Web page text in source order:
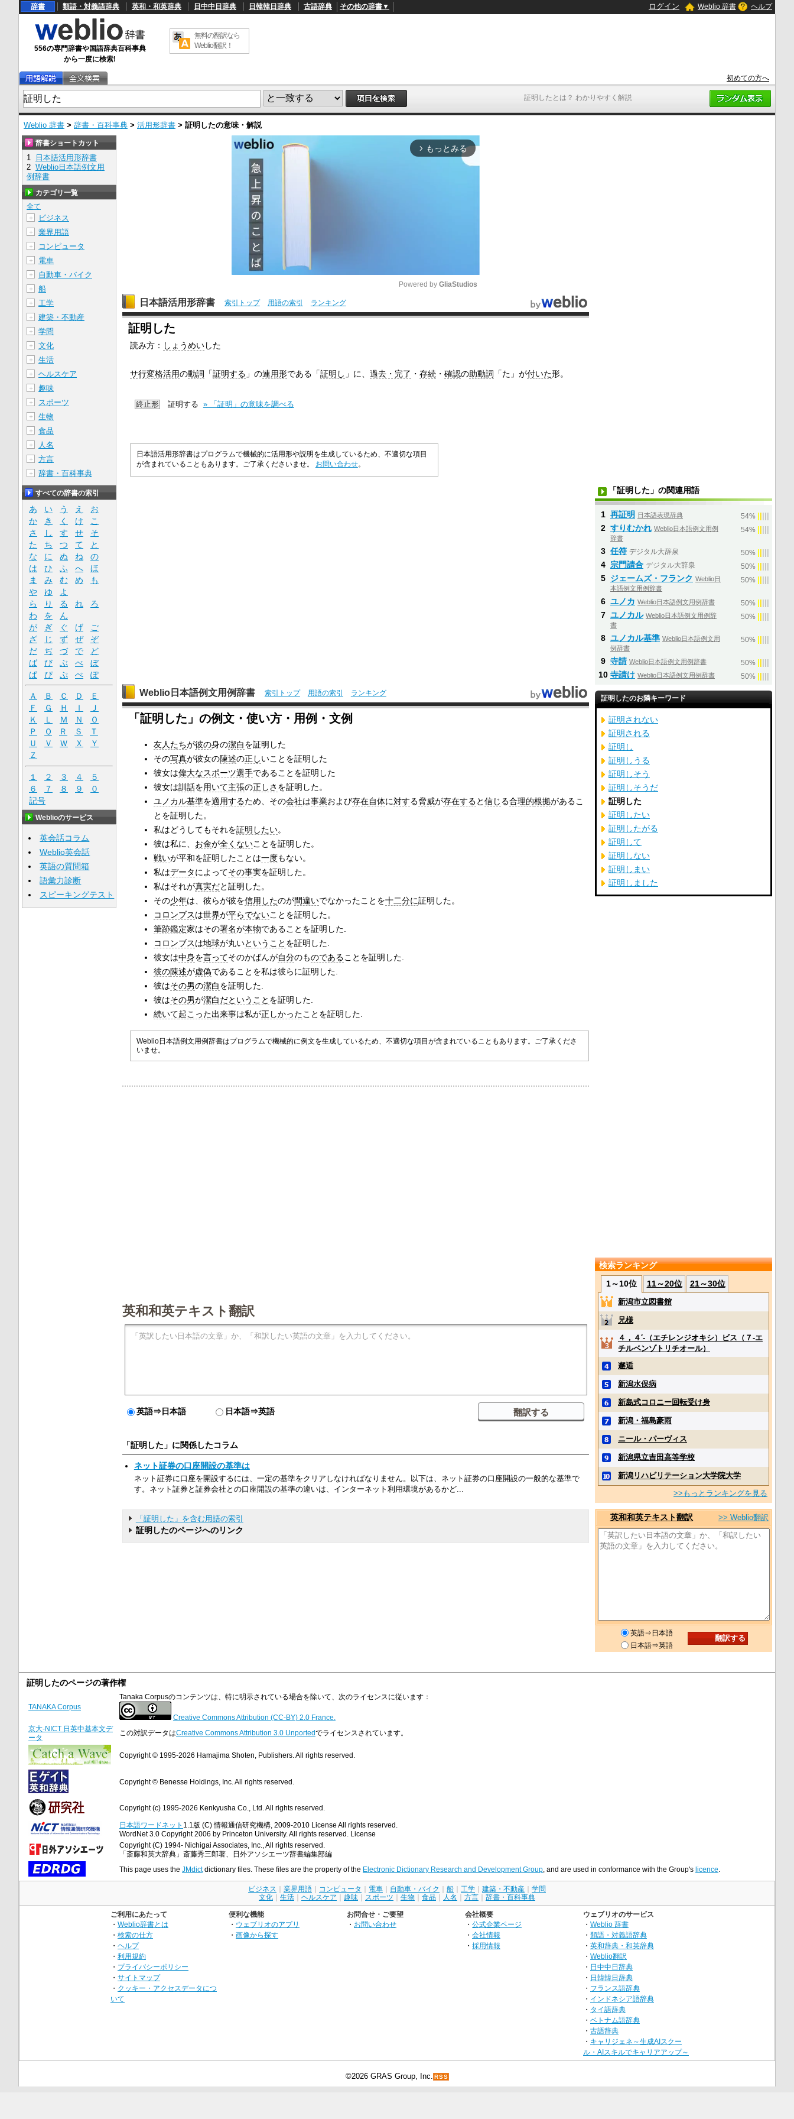
証明したとは？ わかりやすく解説
辞書 類語・対義語辞典 英和・和英辞典 日中中日辞典 日韓韓日辞典 古語辞典 その他の辞書▼ ログイン Weblio 辞書 ヘルプ
556の専門辞書や国語辞典百科事典
から一度に検索!
無料の翻訳なら
Weblio翻訳！
初めての方へ
Weblio 辞書 > 辞書・百科事典 > 活用形辞書 > 証明したの意味・解説
arrow_forward_ios もっとみる
M
Powered by GliaStudios
日本語活用形辞書 索引トップ 用語の索引 ランキング
証明した
読み方： しょうめいした
サ行変格活用の動詞 「証明する 」の連用形である「証明し 」に、 過去・完了 ・ 存続・ 確認の助動詞 「た」が付いた形。
終止形 証明する » 「証明」の意味を調べる
日本語活用形辞書はプログラムで機械的に活用形や説明を生成しているため、不適切な項目
が含まれていることもあります。ご了承くださいませ。 お問い合わせ。
Weblio日本語例文用例辞書 索引トップ 用語の索引 ランキング
「証明した」の例文・使い方・用例・文例
友人たちが彼の身の潔白を証明した
その写真が彼女の陳述の正しいことを証明した
彼女は偉大なスポーツ選手であることを証明した
彼女は訓話を用いて主張の正しさ を証明した。
ユノカル基準を適用するため、その会社は事業および存在自体に対する脅威が存在すると信じる合理的根拠があるこ
とを証明した。
私はどうしてもそれを証明したい。
彼は私に、 お金が全くないことを証明した。
戦いが平和を証明したことは一度もない。
私はデータによってその事実を証明した。
私はそれが真実だと証明した。
その少年は、彼らが彼を信用したのが間違いでなかったことを十二分に証明した。
コロンブスは世界が平らでないことを証明した。
筆跡鑑定家はその署名が本物であることを証明した.
コロンブスは地球が丸いということ を証明した.
彼女は中身を言ってそのかばんが自分のものであることを証明した.
彼の陳述が虚偽であることを私は彼らに証明した.
彼はその男の潔白を証明した.
彼はその男が潔白だということ を証明した.
続いて起こった出来事は私が正しかったことを証明した.
Weblio日本語例文用例辞書はプログラムで機械的に例文を生成しているため、不適切な項目が含まれていることもあります。ご了承くださ
いませ。
英和和英テキスト翻訳
英語⇒日本語 日本語⇒英語
「証明した」に関係したコラム
ネット証券の口座開設の基準は
ネット証券に口座を開設するには、一定の基準をクリアしなければなりません。以下は、ネット証券の口座開設の一般的な基準で
す。ネット証券と証券会社との口座開設の基準の違いは、インターネット利用環境があるかど...
「証明した」を含む用語の索引
証明したのページへのリンク
辞書ショートカット
1
日本語活用形辞書
2 Weblio日本語例文用
例辞書
カテゴリ一覧
全て
＋
ビジネス
＋ 業界用語
＋ コンピュータ
＋ 電車
＋ 自動車・バイク
＋ 船
＋ 工学
＋ 建築・不動産
＋ 学問
＋ 文化
＋ 生活
＋ ヘルスケア
＋ 趣味
＋ スポーツ
＋ 生物
＋ 食品
＋ 人名
＋ 方言
＋ 辞書・百科事典
すべての辞書の索引
あ い う え
お
か
き く け
こ
さ
し す せ
そ
た
ち つ て
と
な
に ぬ ね
の
は
ひ ふ へ
ほ
ま
み む め
も
や
ゆ
よ
ら
り る れ
ろ
わ
を
ん
が
ぎ ぐ げ
ご
ざ
じ ず ぜ
ぞ
だ
ぢ づ で
ど
ば
び ぶ べ
ぼ
ぱ
ぴ ぷ ぺ ぽ
Ａ Ｂ Ｃ Ｄ
Ｅ
Ｆ
Ｇ Ｈ Ｉ
Ｊ
Ｋ
Ｌ Ｍ Ｎ
Ｏ
Ｐ
Ｑ Ｒ Ｓ
Ｔ
Ｕ
Ｖ Ｗ Ｘ
Ｙ
Ｚ
１ ２ ３ ４
５
６
７ ８ ９
０
記号
Weblioのサービス
英会話コラム
Weblio英会話
英語の質問箱
語彙力診断
スピーキングテスト
「証明した」の関連用語
1 再証明 日本語表現辞典 54%
2 すりむかれ Weblio日本語例文用例
辞書
54%
3 任符 デジタル大辞泉 50%
4 宗門請合 デジタル大辞泉 50%
5 ジェームズ・フランク Weblio日
本語例文用例辞書
50%
6 ユノカ Weblio日本語例文用例辞書 50%
7 ユノカル Weblio日本語例文用例辞
書
50%
8 ユノカル基準 Weblio日本語例文用
例辞書
50%
9 寺請 Weblio日本語例文用例辞書 50%
10 寺請け Weblio日本語例文用例辞書 50%
証明したのお隣キーワード
証明されない
証明される
証明し
証明しうる
証明しそう
証明しそうだ
証明した
証明したい
証明したがる
証明して
証明しない
証明しまい
証明しました
検索ランキング
1～10位
11～20位 21～30位
新潟市立図書館
兄様
４，４′‐（エチレンジオキシ）ビス（７‐エ
チルベンゾトリチオール）
邂逅
新潟水俣病
新島式コロニー回転受け身
新潟・福島豪雨
ニール・パーヴィス
新潟県立吉田高等学校
新潟リハビリテーション大学院大学
>>もっとランキングを見る
英和和英テキスト翻訳 >> Weblio翻訳
英語⇒日本語
日本語⇒英語
証明したのページの著作権
TANAKA Corpus
Tanaka Corpusのコンテンツは、特に明示されている場合を除いて、次のライセンスに従います：
Creative Commons Attribution (CC-BY) 2.0 France.
京大-NICT 日英中基本文デ
ータ
この対訳データはCreative Commons Attribution 3.0 Unportedでライセンスされています。
Copyright © 1995-2026 Hamajima Shoten, Publishers. All rights reserved.
Copyright © Benesse Holdings, Inc. All rights reserved.
Copyright (c) 1995-2026 Kenkyusha Co., Ltd. All rights reserved.
日本語ワードネット 1.1版 (C) 情報通信研究機構, 2009-2010 License All rights reserved.
WordNet 3.0 Copyright 2006 by Princeton University. All rights reserved. License
Copyright (C) 1994- Nichigai Associates, Inc., All rights reserved.
「斎藤和英大辞典」斎藤秀三郎著、日外アソシエーツ辞書編集部編
This page uses the JMdictdictionary files. These files are the property of the Electronic Dictionary Research and Development Group , and are used in conformance with the Group's licence
ビジネス 業界用語 コンピュータ 電車 自動車・バイク 船 工学 建築・不動産
学問
文化
生活 ヘルスケア 趣味 スポーツ 生物 食品 人名 方言 辞書・百科事典
ご利用にあたって
・ Weblio辞書とは
・ 検索の仕方
・ ヘルプ
・ 利用規約
・ プライバシーポリシー
・ サイトマップ
・ クッキー・アクセスデータにつ
いて
便利な機能
・ ウェブリオのアプリ
・ 画像から探す
お問合せ・ご要望
・ お問い合わせ
会社概要
・ 公式企業ページ
・ 会社情報
・ 採用情報
ウェブリオのサービス
・ Weblio 辞書
・ 類語・対義語辞典
・ 英和辞典・和英辞典
・ Weblio翻訳
・ 日中中日辞典
・ 日韓韓日辞典
・ フランス語辞典
・ インドネシア語辞典
・ タイ語辞典
・ ベトナム語辞典
・ 古語辞典
・ キャリジェネ～生成AIスクー
ル・AIスキルでキャリアアップ～
©2026 GRAS Group, Inc. RSS